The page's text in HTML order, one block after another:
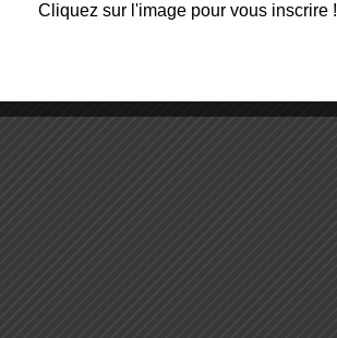
Cliquez sur l'image pour vous inscrire !